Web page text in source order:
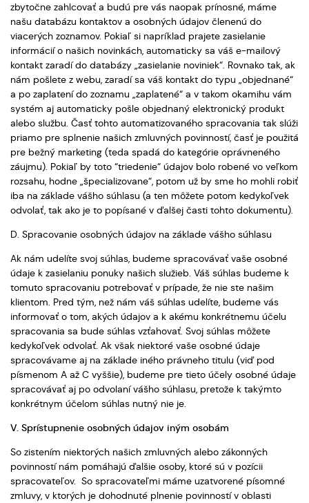
zbytočne zahlcovať a budú pre vás naopak prínosné, máme
našu databázu kontaktov a osobných údajov členenú do
viacerých zoznamov. Pokiaľ si napríklad prajete zasielanie
informácií o našich novinkách, automaticky sa váš e-mailový
kontakt zaradí do databázy „zasielanie noviniek“. Rovnako tak, ak
nám pošlete z webu, zaradí sa váš kontakt do typu „objednané“
a po zaplatení do zoznamu „zaplatené“ a v takom okamihu vám
systém aj automaticky pošle objednaný elektronický produkt
alebo službu. Časť tohto automatizovaného spracovania tak slúži
priamo pre splnenie našich zmluvných povinností, časť je použitá
pre bežný marketing (teda spadá do kategórie oprávneného
záujmu). Pokiaľ by toto “triedenie“ údajov bolo robené vo veľkom
rozsahu, hodne „špecializovane“, potom už by sme ho mohli robiť
iba na základe vášho súhlasu (a ten môžete potom kedykoľvek
odvolať, tak ako je to popísané v ďalšej časti tohto dokumentu).
D. Spracovanie osobných údajov na základe vášho súhlasu
Ak nám udelíte svoj súhlas, budeme spracovávať vaše osobné
údaje k zasielaniu ponuky našich služieb. Váš súhlas budeme k
tomuto spracovaniu potrebovať v prípade, že nie ste našim
klientom. Pred tým, než nám váš súhlas udelíte, budeme vás
informovať o tom, akých údajov a k akému konkrétnemu účelu
spracovania sa bude súhlas vzťahovať. Svoj súhlas môžete
kedykoľvek odvolať. Ak však niektoré vaše osobné údaje
spracovávame aj na základe iného právneho titulu (viď pod
písmenom A až C vyššie), budeme pre tieto účely osobné údaje
spracovávať aj po odvolaní vášho súhlasu, pretože k takýmto
konkrétnym účelom súhlas nutný nie je.
V. Sprístupnenie osobných údajov iným osobám
So zistením niektorých našich zmluvných alebo zákonných
povinností nám pomáhajú ďalšie osoby, ktoré sú v pozícii
spracovateľov. So spracovateľmi máme uzatvorené písomné
zmluvy, v ktorých je dohodnuté plnenie povinností v oblasti